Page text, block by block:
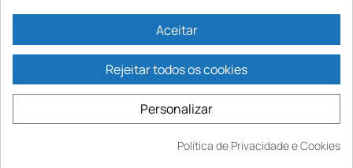
https://www.habitatejardim.pt é um site da empresa GECODIS SA com um
capital de 187.203,29€, 32 Rue de Paradis - PARIS 75010 (FRANÇA). A
GECODIS.SA criada em 11/04/1998 é uma subsidiária da ODAYA ​​​​​​HOLDING com
um capital de 2.750.640,00 EURO.
TODAS AS NOSSAS PROMOÇÕES SÃO VÁLIDAS ENQUANTO ESTOQUE
Aceitar
Rejeitar todos os cookies
Personalizar
Política de Privacidade e Cookies